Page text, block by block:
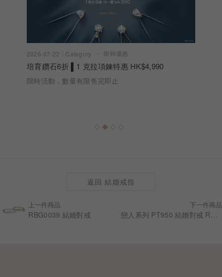
2026-07-22 Category 限時優惠
培育鑽石6折 ▌1 克拉項鍊特惠 HK$4,990
限時活動，數量有限售完即止
上一件商品
RBG0039 結婚對戒
下一件商品
返回 結婚戒指